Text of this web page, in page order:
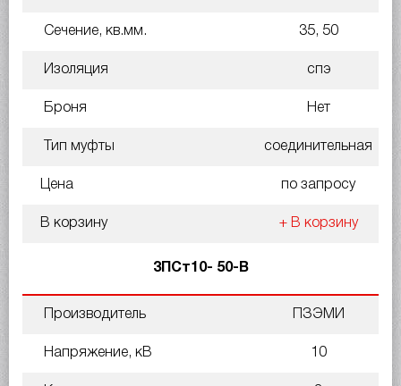
Сечение, кв.мм. 35, 50
Изоляция спэ
Броня Нет
Тип муфты соединительная
Цена по запросу
В корзину + В корзину
3ПСт10- 50-В
Производитель ПЗЭМИ
Напряжение, кВ 10